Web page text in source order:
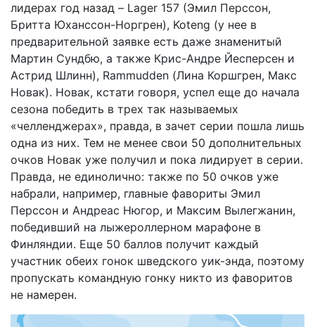
лидерах год назад – Lager 157 (Эмил Перссон,
Бритта Юханссон-Норгрен), Koteng (у нее в
предварительной заявке есть даже знаменитый
Мартин Сундбю, а также Крис-Андре Йесперсен и
Астрид Шлинн), Rammudden (Лина Коршгрен, Макс
Новак). Новак, кстати говоря, успел еще до начала
сезона победить в трех так называемых
«челленджерах», правда, в зачет серии пошла лишь
одна из них. Тем не менее свои 50 дополнительных
очков Новак уже получил и пока лидирует в серии.
Правда, не единолично: также по 50 очков уже
набрали, например, главные фавориты Эмил
Перссон и Андреас Нюгор, и Максим Вылегжанин,
победивший на лыжероллерном марафоне в
Финляндии. Еще 50 баллов получит каждый
участник обеих гонок шведского уик-энда, поэтому
пропускать командную гонку никто из фаворитов
не намерен.